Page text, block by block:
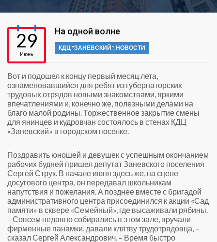
29
Июнь
На одной волне
КДЦ "ЗАНЕВСКИЙ",НОВОСТИ
Вот и подошел к концу первый месяц лета,
ознаменовавшийся для ребят из губернаторских
трудовых отрядов новыми знакомствами, яркими
впечатлениями и, конечно же, полезными делами на
благо малой родины. Торжественное закрытие смены
для янинцев и кудровчан состоялось в стенах КДЦ
«Заневский» в городском поселке.
Поздравить юношей и девушек с успешным окончанием
рабочих будней пришел депутат Заневского поселения
Сергей Струк. В начале июня здесь же, на сцене
досугового центра, он передавал школьникам
напутствия и пожелания. А позднее вместе с бригадой
административного центра присоединился к акции «Сад
памяти» в сквере «Семейный», где высаживали рябины.
– Совсем недавно собирались в этом зале, вручали
фирменные панамки, давали клятву трудотрядовца, –
сказал Сергей Александрович. – Время быстро